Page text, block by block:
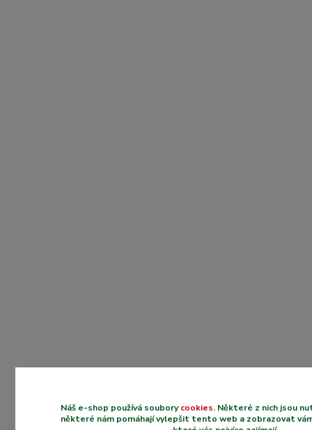
Náš e-shop používá souborycookies. Některé z nich jsou
některé nám pomáhají vylepšit tento web a zobrazovat